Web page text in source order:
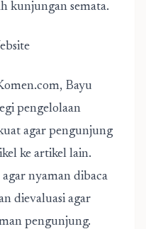
kunjungan semata.
Bayu
pengelolaan
agar pengunjung
ke artikel lain.
nyaman dibaca
dievaluasi agar
pengunjung.